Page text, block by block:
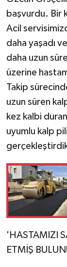
başvurdu. Bir
Acil
daha yaşadı
daha uzun
üzerine
Takip
uzun süren
kez kalbi
uyumlu kalp
'HASTAMIZI
ETMİŞ